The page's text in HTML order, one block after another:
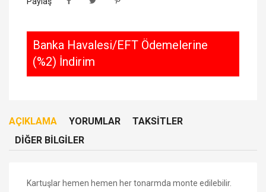
Banka Havalesi/EFT Ödemelerine
(%2) İndirim
AÇIKLAMA YORUMLAR
TAKSITLER
DIĞER BILGILER
Kartuşlar hemen hemen her tonarmda monte edilebilir.